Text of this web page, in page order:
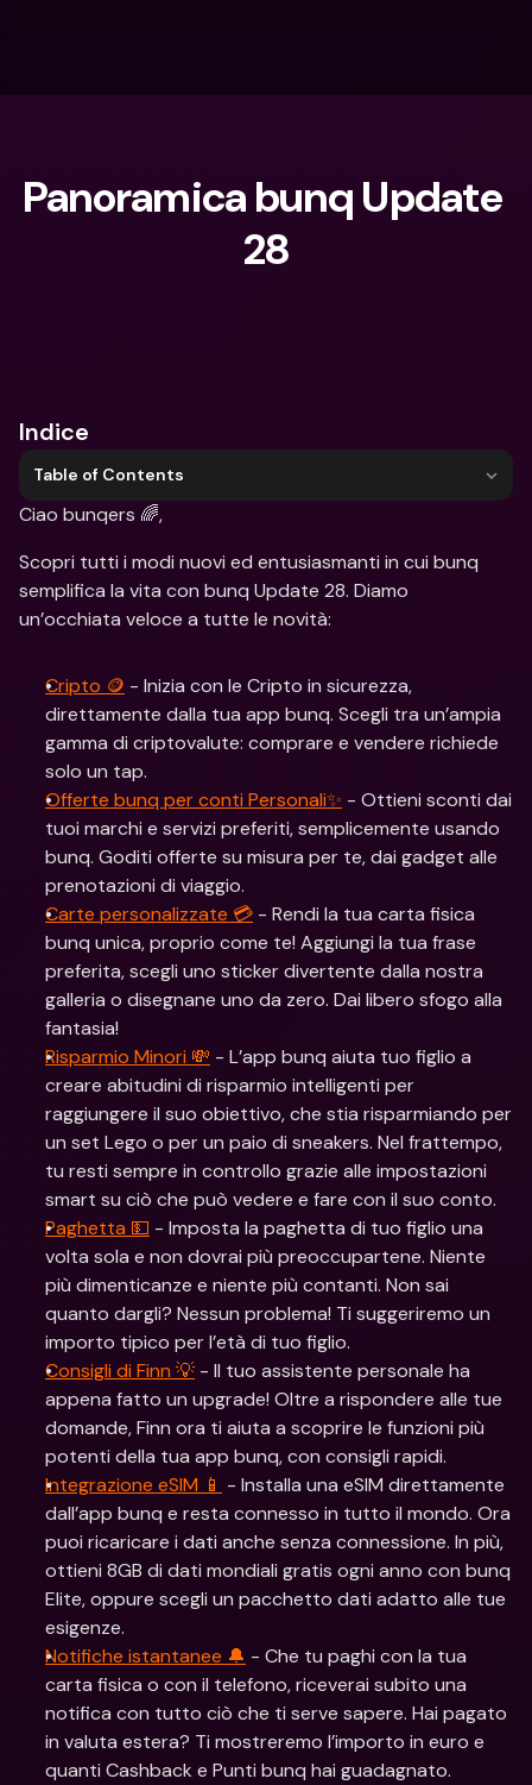
Panoramica bunq Update
28
Indice
Table of Contents
Ciao bunqers 🌈,
Scopri tutti i modi nuovi ed entusiasmanti in cui bunq
semplifica la vita con bunq Update 28. Diamo
un’occhiata veloce a tutte le novità:
Cripto 🪙 - Inizia con le Cripto in sicurezza,
direttamente dalla tua app bunq. Scegli tra un’ampia
gamma di criptovalute: comprare e vendere richiede
solo un tap.
Offerte bunq per conti Personali✨ - Ottieni sconti dai
tuoi marchi e servizi preferiti, semplicemente usando
bunq. Goditi offerte su misura per te, dai gadget alle
prenotazioni di viaggio.
Carte personalizzate 💳 - Rendi la tua carta fisica
bunq unica, proprio come te! Aggiungi la tua frase
preferita, scegli uno sticker divertente dalla nostra
galleria o disegnane uno da zero. Dai libero sfogo alla
fantasia!
Risparmio Minori 💸 - L’app bunq aiuta tuo figlio a
creare abitudini di risparmio intelligenti per
raggiungere il suo obiettivo, che stia risparmiando per
un set Lego o per un paio di sneakers. Nel frattempo,
tu resti sempre in controllo grazie alle impostazioni
smart su ciò che può vedere e fare con il suo conto.
Paghetta 💵 - Imposta la paghetta di tuo figlio una
volta sola e non dovrai più preoccupartene. Niente
più dimenticanze e niente più contanti. Non sai
quanto dargli? Nessun problema! Ti suggeriremo un
importo tipico per l’età di tuo figlio.
Consigli di Finn 💡 - Il tuo assistente personale ha
appena fatto un upgrade! Oltre a rispondere alle tue
domande, Finn ora ti aiuta a scoprire le funzioni più
potenti della tua app bunq, con consigli rapidi.
Integrazione eSIM 📱 - Installa una eSIM direttamente
dall’app bunq e resta connesso in tutto il mondo. Ora
puoi ricaricare i dati anche senza connessione. In più,
ottieni 8GB di dati mondiali gratis ogni anno con bunq
Elite, oppure scegli un pacchetto dati adatto alle tue
esigenze.
Notifiche istantanee 🔔 - Che tu paghi con la tua
carta fisica o con il telefono, riceverai subito una
notifica con tutto ciò che ti serve sapere. Hai pagato
in valuta estera? Ti mostreremo l’importo in euro e
quanti Cashback e Punti bunq hai guadagnato.